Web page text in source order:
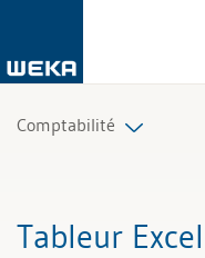
Comptabilité
Tableur Excel